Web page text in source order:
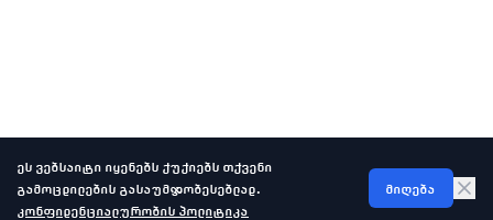
ეს ვებსაიტი იყენებს ქუქიებს თქვენი
გამოცდილების გასაუმჯობესებლად.
კონფიდენციალურობის პოლიტიკა
მიღება